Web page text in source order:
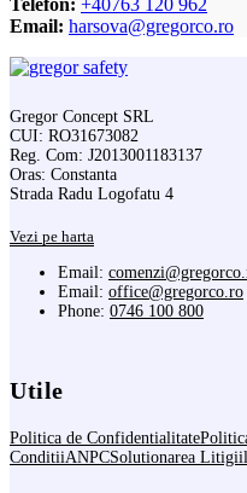
Email: harsova@gregorco.ro
Gregor Concept SRL
CUI: RO31673082
Reg. Com: J2013001183137
Oras: Constanta
Strada Radu Logofatu 4
Vezi pe harta
Email:
Email: office@gregorco.ro
Phone: 0746 100 800
Utile
Politica de Confidentialitate
ConditiiANPCSolutionarea